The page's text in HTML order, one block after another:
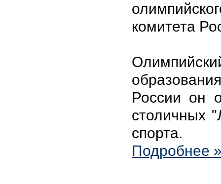
комитета
России он
столичных
спорта.
Подробнее